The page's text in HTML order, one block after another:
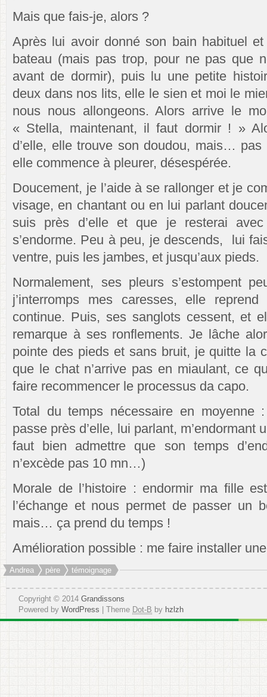
Mais que fais-je, alors ?
Après lui avoir donné son bain habituel
bateau (mais pas trop, pour ne pas que
avant de dormir), puis lu une petite
deux dans nos lits, elle le sien et moi le
nous nous allongeons. Alors arrive le
« Stella, maintenant, il faut dormir ! »
d’elle, elle trouve son doudou, mais…
elle commence à pleurer, désespérée.
Doucement, je l’aide à se rallonger et je
visage, en chantant ou en lui parlant
suis près d’elle et que je resterai avec
s’endorme. Peu à peu, je descends, lui
ventre, puis les jambes, et jusqu’aux pieds.
Normalement, ses pleurs s’estompent
j’interromps mes caresses, elle
continue. Puis, ses sanglots cessent, et
remarque à ses ronflements. Je lâche
pointe des pieds et sans bruit, je quitte la
que le chat n’arrive pas en miaulant, ce
faire recommencer le processus da capo.
Total du temps nécessaire en moyenne
passe près d’elle, lui parlant, m’endormant
faut bien admettre que son temps
n’excède pas 10 mn…)
Morale de l’histoire : endormir ma fille
l’échange et nous permet de passer un
mais… ça prend du temps !
Amélioration possible : me faire installer
Andrea père témoignage
Copyright © 2014 Grandissons
Powered by WordPress | Theme Dot-B by hzlzh